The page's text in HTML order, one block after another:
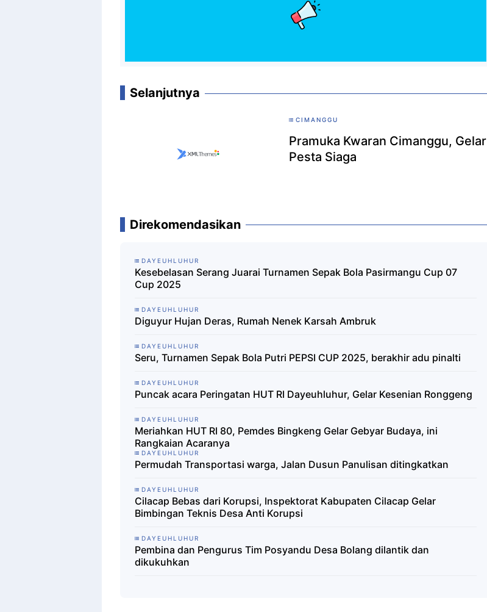
Selanjutnya
CIMANGGU
Pramuka Kwaran Cimanggu, Gelar
Pesta Siaga
Direkomendasikan
DAYEUHLUHUR
Kesebelasan Serang Juarai Turnamen Sepak Bola Pasirmangu Cup 07
Cup 2025
DAYEUHLUHUR
Diguyur Hujan Deras, Rumah Nenek Karsah Ambruk
DAYEUHLUHUR
Seru, Turnamen Sepak Bola Putri PEPSI CUP 2025, berakhir adu pinalti
DAYEUHLUHUR
Puncak acara Peringatan HUT RI Dayeuhluhur, Gelar Kesenian Ronggeng
DAYEUHLUHUR
Meriahkan HUT RI 80, Pemdes Bingkeng Gelar Gebyar Budaya, ini
Rangkaian Acaranya
DAYEUHLUHUR
Permudah Transportasi warga, Jalan Dusun Panulisan ditingkatkan
DAYEUHLUHUR
Cilacap Bebas dari Korupsi, Inspektorat Kabupaten Cilacap Gelar
Bimbingan Teknis Desa Anti Korupsi
DAYEUHLUHUR
Pembina dan Pengurus Tim Posyandu Desa Bolang dilantik dan
dikukuhkan